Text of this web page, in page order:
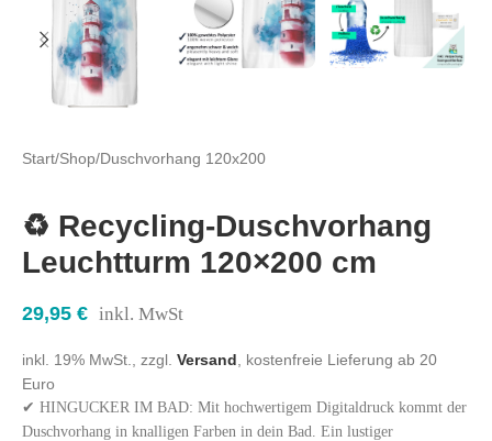
Start/Shop/Duschvorhang 120x200
♻️ Recycling-Duschvorhang
Leuchtturm 120×200 cm
29,95 € inkl. MwSt
inkl. 19% MwSt., zzgl. Versand , kostenfreie Lieferung ab 20
Euro
✔ HINGUCKER IM BAD: Mit hochwertigem Digitaldruck kommt der
Duschvorhang in knalligen Farben in dein Bad. Ein lustiger